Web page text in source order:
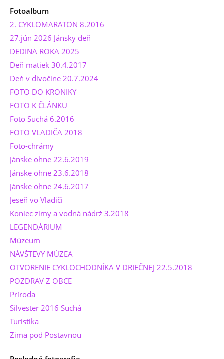
Fotoalbum
2. CYKLOMARATON 8.2016
27.jún 2026 Jánsky deň
DEDINA ROKA 2025
Deň matiek 30.4.2017
Deň v divočine 20.7.2024
FOTO DO KRONIKY
FOTO K ČLÁNKU
Foto Suchá 6.2016
FOTO VLADIČA 2018
Foto-chrámy
Jánske ohne 22.6.2019
Jánske ohne 23.6.2018
Jánske ohne 24.6.2017
Jeseň vo Vladiči
Koniec zimy a vodná nádrž 3.2018
LEGENDÁRIUM
Múzeum
NÁVŠTEVY MÚZEA
OTVORENIE CYKLOCHODNÍKA V DRIEČNEJ 22.5.2018
POZDRAV Z OBCE
Príroda
Silvester 2016 Suchá
Turistika
Zima pod Postavnou